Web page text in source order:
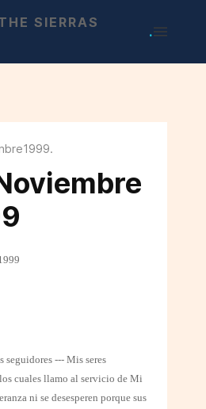
SIERRAS
.
seguidores --- Mis seres
cuales llamo al servicio de Mi
ni se desesperen porque sus